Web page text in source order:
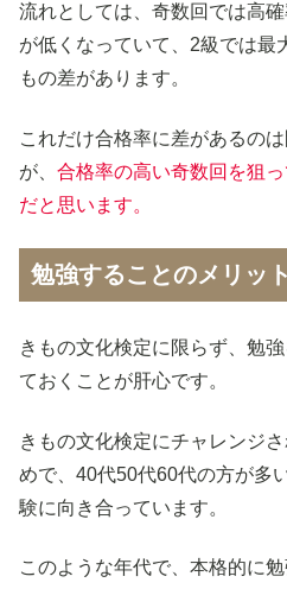
流れとしては、奇数回では高
が低くなっていて、2級では最
もの差があります。
これだけ合格率に差があるの
が、 合格率の高い奇数回を狙
だと思います。
勉強することのメリッ
きもの文化検定に限らず、勉
ておくことが肝心です。
きもの文化検定にチャレンジ
めで、40代50代60代の方が多
験に向き合っています。
このような年代で、本格的に